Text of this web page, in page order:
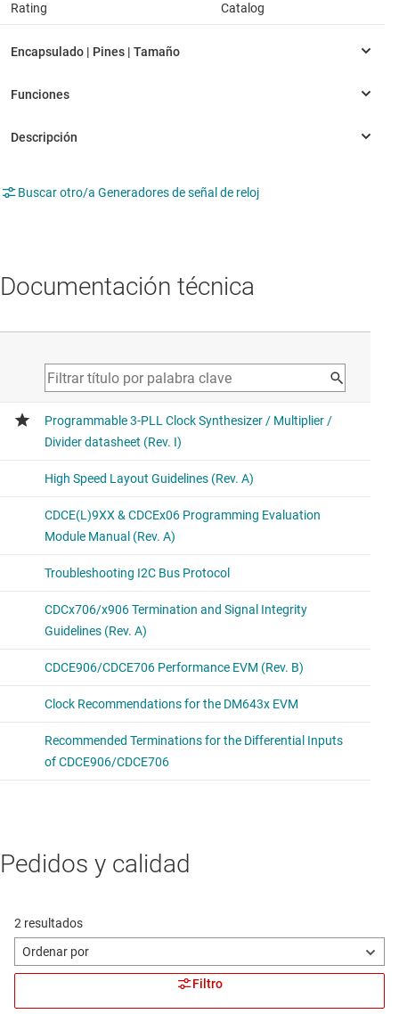
Rating Catalog
Buscar otro/a Generadores de señal de reloj
Documentación técnica
Pedidos y calidad